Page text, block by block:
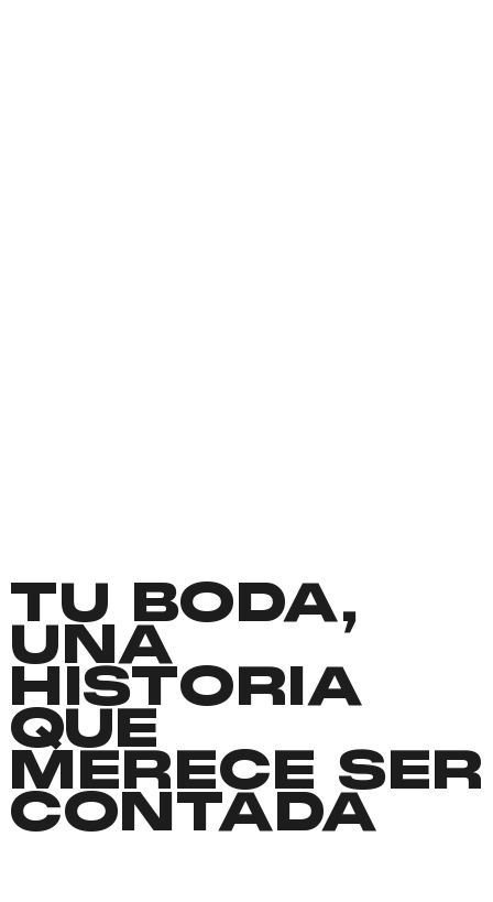
TU BODA,
UNA
HISTORIA
QUE
MERECE SER
CONTADA